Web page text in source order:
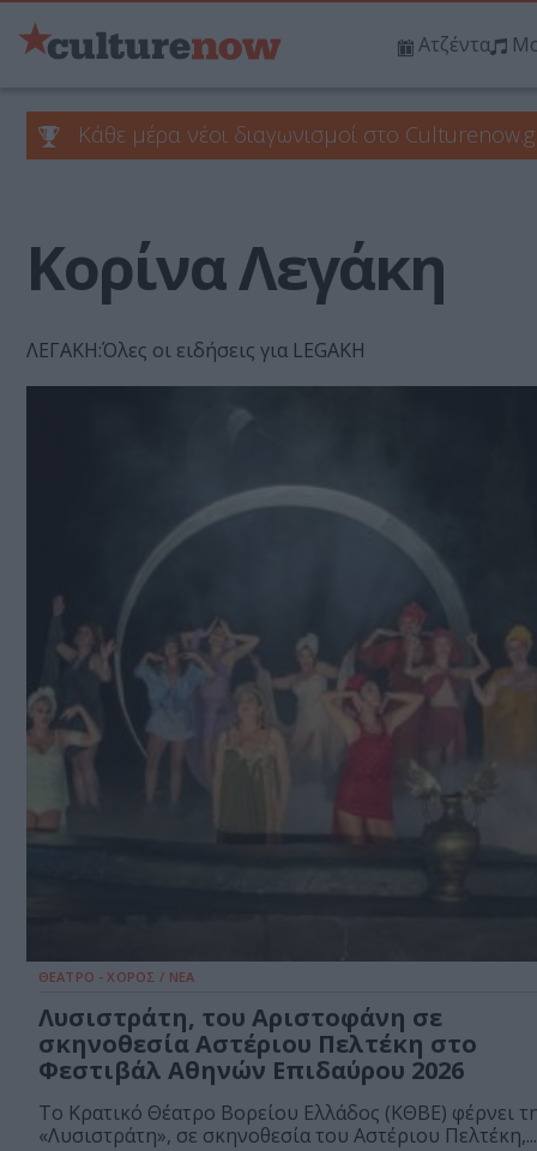
Ατζέντα
Κάθε μέρα νέοι διαγωνισμοί στο
Κορίνα Λεγάκη
ΛΕΓΑΚΗ:Όλες οι ειδήσεις για LEGAKH
ΘΕΑΤΡΟ - ΧΟΡΟΣ / ΝΕΑ
Λυσιστράτη, του Αριστοφάνη σε
σκηνοθεσία Αστέριου Πελτέκη στο
Φεστιβάλ Αθηνών Επιδαύρου 2026
Το Κρατικό Θέατρο Βορείου Ελλάδος (ΚΘΒΕ) φέρνει
«Λυσιστράτη», σε σκηνοθεσία του Αστέριου Πελτέκη,...